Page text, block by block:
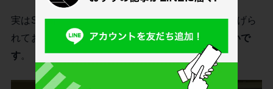
実はSDGsは「17の目標と169のターゲット」が掲げら
れており、
ターゲットがより具体的で分かりやすいで
す